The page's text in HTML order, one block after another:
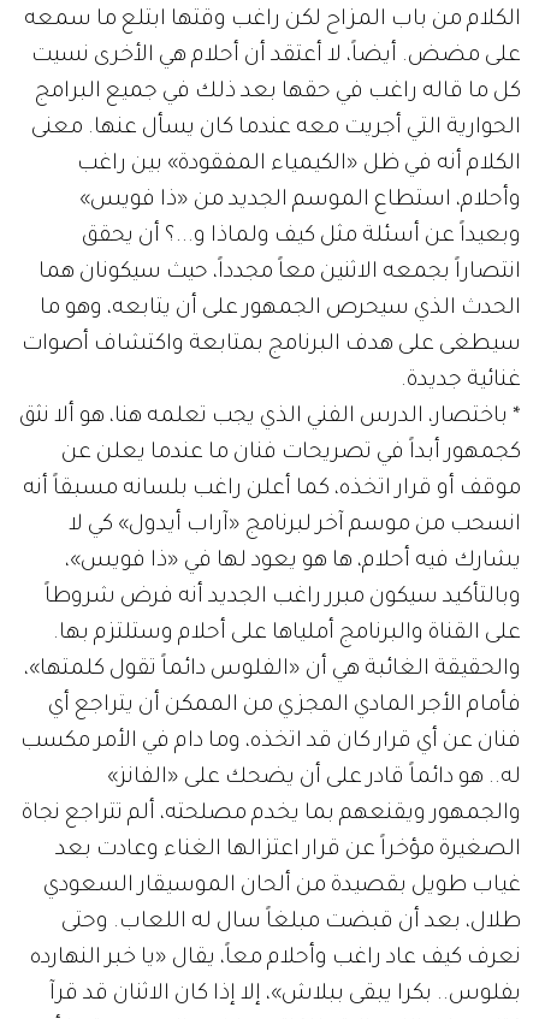
الكلام من باب المزاح لكن راغب وقتها ابتلع ما سمعه
على مضض. أيضاً، لا أعتقد أن أحلام هي الأخرى نسيت
كل ما قاله راغب في حقها بعد ذلك في جميع البرامج
الحوارية التي أجريت معه عندما كان يسأل عنها. معنى
الكلام أنه في ظل «الكيمياء المفقودة» بين راغب
وأحلام، استطاع الموسم الجديد من «ذا فويس»
وبعيداً عن أسئلة مثل كيف ولماذا و...؟ أن يحقق
انتصاراً بجمعه الاثنين معاً مجدداً، حيث سيكونان هما
الحدث الذي سيحرص الجمهور على أن يتابعه، وهو ما
سيطغى على هدف البرنامج بمتابعة واكتشاف أصوات
غنائية جديدة.
* باختصار، الدرس الفني الذي يجب تعلمه هنا، هو ألا نثق
كجمهور أبداً في تصريحات فنان ما عندما يعلن عن
موقف أو قرار اتخذه، كما أعلن راغب بلسانه مسبقاً أنه
انسحب من موسم آخر لبرنامج «آراب أيدول» كي لا
يشارك فيه أحلام، ها هو يعود لها في «ذا فويس»،
وبالتأكيد سيكون مبرر راغب الجديد أنه فرض شروطاً
على القناة والبرنامج أملياها على أحلام وستلتزم بها.
والحقيقة الغائبة هي أن «الفلوس دائماً تقول كلمتها»،
فأمام الأجر المادي المجزي من الممكن أن يتراجع أي
فنان عن أي قرار كان قد اتخذه، وما دام في الأمر مكسب
له.. هو دائماً قادر على أن يضحك على «الفانز»
والجمهور ويقنعهم بما يخدم مصلحته، ألم تتراجع نجاة
الصغيرة مؤخراً عن قرار اعتزالها الغناء وعادت بعد
غياب طويل بقصيدة من ألحان الموسيقار السعودي
طلال، بعد أن قبضت مبلغاً سال له اللعاب. وحتى
نعرف كيف عاد راغب وأحلام معاً، يقال «يا خبر النهارده
بفلوس.. بكرا يبقى ببلاش»، إلا إذا كان الاثنان قد قرآ